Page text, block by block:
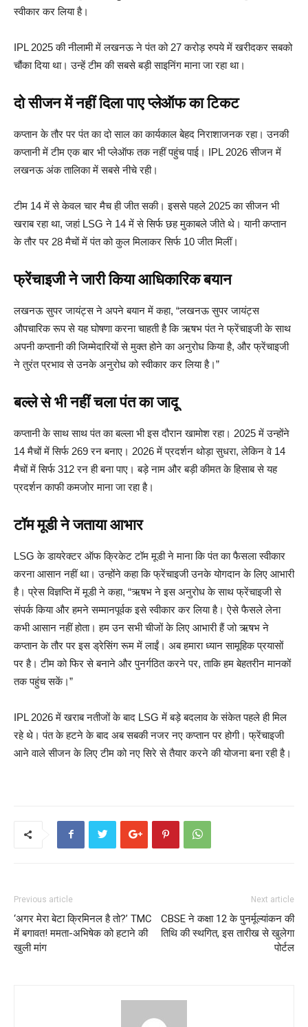
स्वीकार कर लिया है।
IPL 2025 की नीलामी में लखनऊ ने पंत को 27 करोड़ रुपये में खरीदकर सबको
चौंका दिया था। उन्हें टीम की सबसे बड़ी साइनिंग माना जा रहा था।
दो सीजन में नहीं दिला पाए प्लेऑफ का टिकट
कप्तान के तौर पर पंत का दो साल का कार्यकाल बेहद निराशाजनक रहा। उनकी
कप्तानी में टीम एक बार भी प्लेऑफ तक नहीं पहुंच पाई। IPL 2026 सीजन में
लखनऊ अंक तालिका में सबसे नीचे रही।
टीम 14 में से केवल चार मैच ही जीत सकी। इससे पहले 2025 का सीजन भी
खराब रहा था, जहां LSG ने 14 में से सिर्फ छह मुकाबले जीते थे। यानी कप्तान
के तौर पर 28 मैचों में पंत को कुल मिलाकर सिर्फ 10 जीत मिलीं।
फ्रेंचाइजी ने जारी किया आधिकारिक बयान
लखनऊ सुपर जायंट्स ने अपने बयान में कहा, “लखनऊ सुपर जायंट्स
औपचारिक रूप से यह घोषणा करना चाहती है कि ऋषभ पंत ने फ्रेंचाइजी के साथ
अपनी कप्तानी की जिम्मेदारियों से मुक्त होने का अनुरोध किया है, और फ्रेंचाइजी
ने तुरंत प्रभाव से उनके अनुरोध को स्वीकार कर लिया है।”
बल्ले से भी नहीं चला पंत का जादू
कप्तानी के साथ साथ पंत का बल्ला भी इस दौरान खामोश रहा। 2025 में उन्होंने
14 मैचों में सिर्फ 269 रन बनाए। 2026 में प्रदर्शन थोड़ा सुधरा, लेकिन वे 14
मैचों में सिर्फ 312 रन ही बना पाए। बड़े नाम और बड़ी कीमत के हिसाब से यह
प्रदर्शन काफी कमजोर माना जा रहा है।
टॉम मूडी ने जताया आभार
LSG के डायरेक्टर ऑफ क्रिकेट टॉम मूडी ने माना कि पंत का फैसला स्वीकार
करना आसान नहीं था। उन्होंने कहा कि फ्रेंचाइजी उनके योगदान के लिए आभारी
है। प्रेस विज्ञप्ति में मूडी ने कहा, “ऋषभ ने इस अनुरोध के साथ फ्रेंचाइजी से
संपर्क किया और हमने सम्मानपूर्वक इसे स्वीकार कर लिया है। ऐसे फैसले लेना
कभी आसान नहीं होता। हम उन सभी चीजों के लिए आभारी हैं जो ऋषभ ने
कप्तान के तौर पर इस ड्रेसिंग रूम में लाईं। अब हमारा ध्यान सामूहिक प्रयासों
पर है। टीम को फिर से बनाने और पुनर्गठित करने पर, ताकि हम बेहतरीन मानकों
तक पहुंच सकें।”
IPL 2026 में खराब नतीजों के बाद LSG में बड़े बदलाव के संकेत पहले ही मिल
रहे थे। पंत के हटने के बाद अब सबकी नजर नए कप्तान पर होगी। फ्रेंचाइजी
आने वाले सीजन के लिए टीम को नए सिरे से तैयार करने की योजना बना रही है।
Previous article
‘अगर मेरा बेटा क्रिमिनल है तो?’ TMC
में बगावत! ममता-अभिषेक को हटाने की
खुली मांग
Next article
CBSE ने कक्षा 12 के पुनर्मूल्यांकन की
तिथि की स्थगित, इस तारीख से खुलेगा
पोर्टल